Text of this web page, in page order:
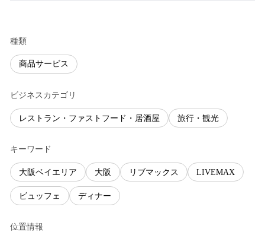
種類
商品サービス
ビジネスカテゴリ
レストラン・ファストフード・居酒屋 旅行・観光
キーワード
大阪ベイエリア 大阪 リブマックス LIVEMAX
ビュッフェ ディナー
位置情報